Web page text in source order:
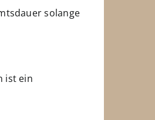
solange
ist ein